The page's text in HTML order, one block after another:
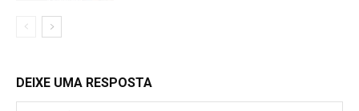
DEIXE UMA RESPOSTA